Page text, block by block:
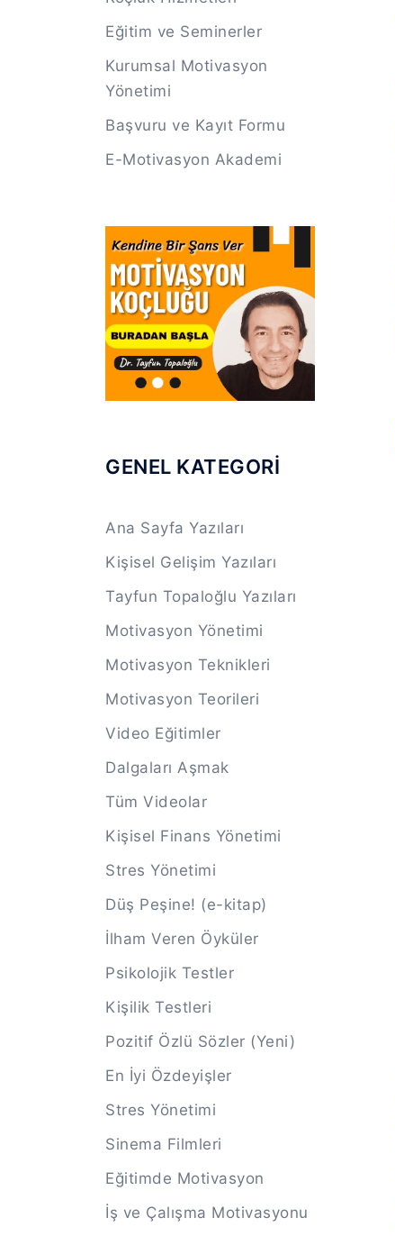
Eğitim ve Seminerler
Kurumsal Motivasyon
Yönetimi
Başvuru ve Kayıt Formu
E-Motivasyon Akademi
GENEL KATEGORİ
Ana Sayfa Yazıları
Kişisel Gelişim Yazıları
Tayfun Topaloğlu Yazıları
Motivasyon Yönetimi
Motivasyon Teknikleri
Motivasyon Teorileri
Video Eğitimler
Dalgaları Aşmak
Tüm Videolar
Kişisel Finans Yönetimi
Stres Yönetimi
Düş Peşine! (e-kitap)
İlham Veren Öyküler
Psikolojik Testler
Kişilik Testleri
Pozitif Özlü Sözler (Yeni)
En İyi Özdeyişler
Stres Yönetimi
Sinema Filmleri
Eğitimde Motivasyon
İş ve Çalışma Motivasyonu